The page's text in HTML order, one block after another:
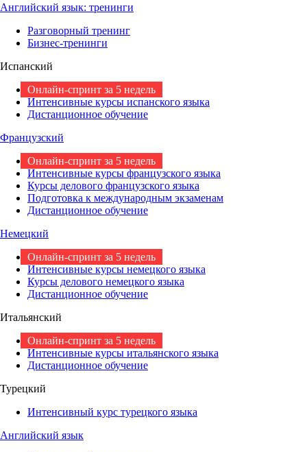
Английский язык: тренинги
Разговорный тренинг
Бизнес-тренинги
Испанский
Онлайн-спринт за 5 недель
Интенсивные курсы испанского языка
Дистанционное обучение
Французский
Онлайн-спринт за 5 недель
Интенсивные курсы французского языка
Курсы делового французского языка
Подготовка к международным экзаменам
Дистанционное обучение
Немецкий
Онлайн-спринт за 5 недель
Интенсивные курсы немецкого языка
Курсы делового немецкого языка
Дистанционное обучение
Итальянский
Онлайн-спринт за 5 недель
Интенсивные курсы итальянского языка
Дистанционное обучение
Турецкий
Интенсивный курс турецкого языка
Английский язык